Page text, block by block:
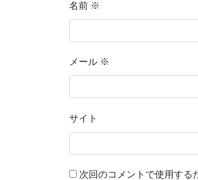
名前 ※
メール ※
サイト
次回のコメントで使用する